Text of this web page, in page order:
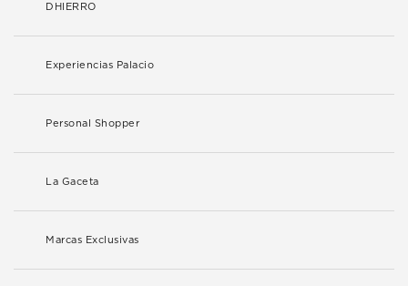
DHIERRO
Experiencias Palacio
Personal Shopper
La Gaceta
Marcas Exclusivas